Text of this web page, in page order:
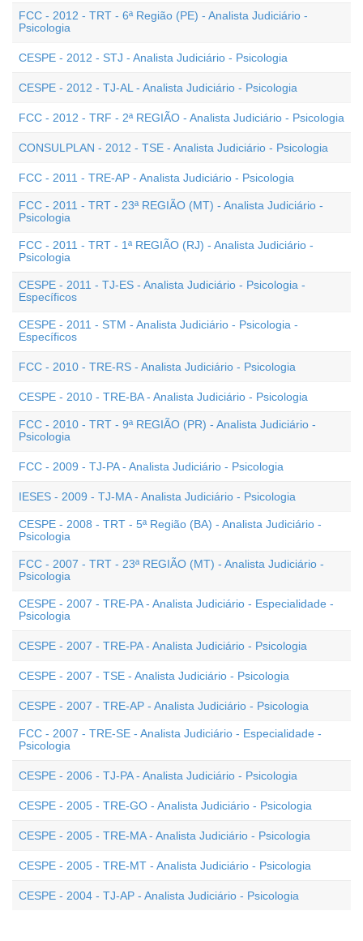
FCC - 2012 - TRT - 6ª Região (PE) - Analista Judiciário -
Psicologia
CESPE - 2012 - STJ - Analista Judiciário - Psicologia
CESPE - 2012 - TJ-AL - Analista Judiciário - Psicologia
FCC - 2012 - TRF - 2ª REGIÃO - Analista Judiciário - Psicologia
CONSULPLAN - 2012 - TSE - Analista Judiciário - Psicologia
FCC - 2011 - TRE-AP - Analista Judiciário - Psicologia
FCC - 2011 - TRT - 23ª REGIÃO (MT) - Analista Judiciário -
Psicologia
FCC - 2011 - TRT - 1ª REGIÃO (RJ) - Analista Judiciário -
Psicologia
CESPE - 2011 - TJ-ES - Analista Judiciário - Psicologia -
Específicos
CESPE - 2011 - STM - Analista Judiciário - Psicologia -
Específicos
FCC - 2010 - TRE-RS - Analista Judiciário - Psicologia
CESPE - 2010 - TRE-BA - Analista Judiciário - Psicologia
FCC - 2010 - TRT - 9ª REGIÃO (PR) - Analista Judiciário -
Psicologia
FCC - 2009 - TJ-PA - Analista Judiciário - Psicologia
IESES - 2009 - TJ-MA - Analista Judiciário - Psicologia
CESPE - 2008 - TRT - 5ª Região (BA) - Analista Judiciário -
Psicologia
FCC - 2007 - TRT - 23ª REGIÃO (MT) - Analista Judiciário -
Psicologia
CESPE - 2007 - TRE-PA - Analista Judiciário - Especialidade -
Psicologia
CESPE - 2007 - TRE-PA - Analista Judiciário - Psicologia
CESPE - 2007 - TSE - Analista Judiciário - Psicologia
CESPE - 2007 - TRE-AP - Analista Judiciário - Psicologia
FCC - 2007 - TRE-SE - Analista Judiciário - Especialidade -
Psicologia
CESPE - 2006 - TJ-PA - Analista Judiciário - Psicologia
CESPE - 2005 - TRE-GO - Analista Judiciário - Psicologia
CESPE - 2005 - TRE-MA - Analista Judiciário - Psicologia
CESPE - 2005 - TRE-MT - Analista Judiciário - Psicologia
CESPE - 2004 - TJ-AP - Analista Judiciário - Psicologia